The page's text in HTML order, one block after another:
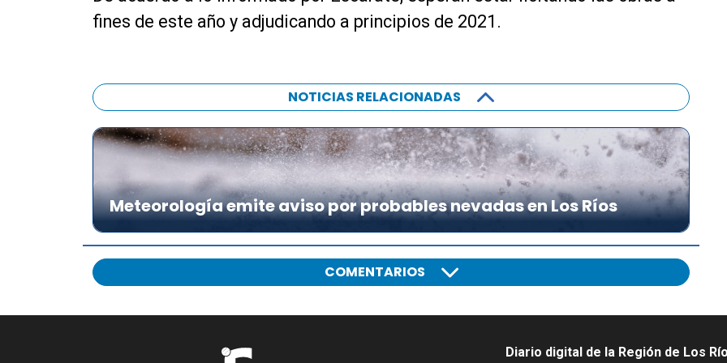
fines de este año y adjudicando a principios de 2021.
NOTICIAS RELACIONADAS
Meteorología emite aviso por probables nevadas en Los Ríos
COMENTARIOS
Diario digital de la Región de Los